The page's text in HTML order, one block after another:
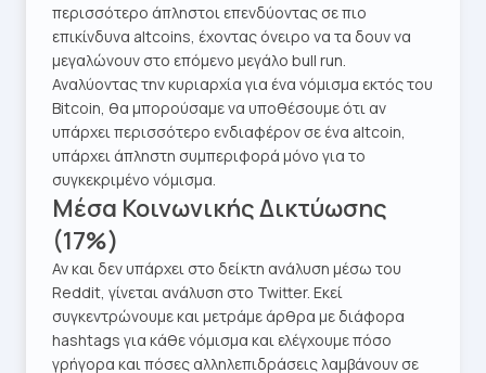
περισσότερο άπληστοι επενδύοντας σε πιο
επικίνδυνα altcoins, έχοντας όνειρο να τα δουν να
μεγαλώνουν στο επόμενο μεγάλο bull run.
Αναλύοντας την κυριαρχία για ένα νόμισμα εκτός του
Bitcoin, θα μπορούσαμε να υποθέσουμε ότι αν
υπάρχει περισσότερο ενδιαφέρον σε ένα altcoin,
υπάρχει άπληστη συμπεριφορά μόνο για το
συγκεκριμένο νόμισμα.
Μέσα Κοινωνικής Δικτύωσης
(17%)
Αν και δεν υπάρχει στο δείκτη ανάλυση μέσω του
Reddit, γίνεται ανάλυση στο Twitter. Εκεί
συγκεντρώνουμε και μετράμε άρθρα με διάφορα
hashtags για κάθε νόμισμα και ελέγχουμε πόσο
γρήγορα και πόσες αλληλεπιδράσεις λαμβάνουν σε